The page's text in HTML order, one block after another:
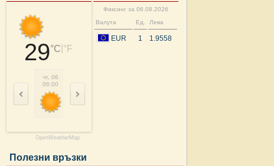
29°C °F
чт, 06
06:00
09:00
OpenWeatherMap
Фиксинг за 06.08.2026
Валута
Ед. Лева
EUR 1 1.9558
Полезни връзки